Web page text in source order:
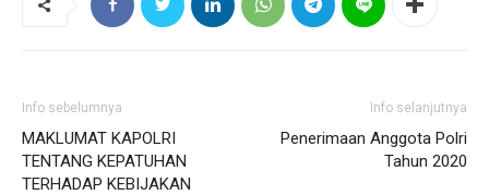
Info sebelumnya
MAKLUMAT KAPOLRI
TENTANG KEPATUHAN
TERHADAP KEBIJAKAN
Info selanjutnya
Penerimaan Anggota Polri
Tahun 2020